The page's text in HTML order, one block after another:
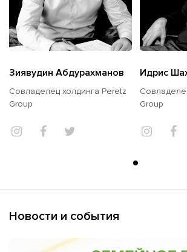
Зиявудин Абдурахманов
Совладелец холдинга Peretz
Group
Идрис
Group
Новости и события